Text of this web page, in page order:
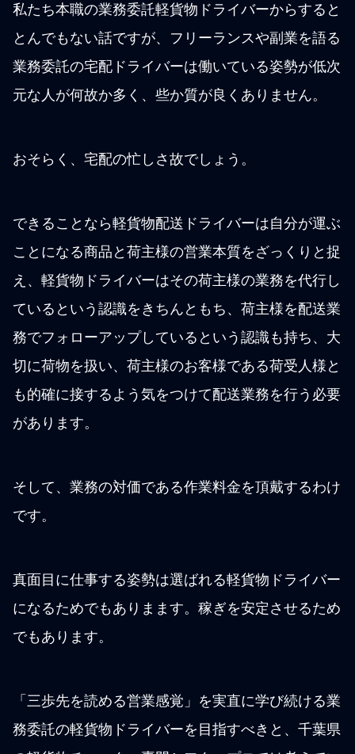
私たち本職の業務委託軽貨物ドライバーからすると
とんでもない話ですが、フリーランスや副業を語る
業務委託の宅配ドライバーは働いている姿勢が低次
元な人が何故か多く、些か質が良くありません。
おそらく、宅配の忙しさ故でしょう。
できることなら軽貨物配送ドライバーは自分が運ぶ
ことになる商品と荷主様の営業本質をざっくりと捉
え、軽貨物ドライバーはその荷主様の業務を代行し
ているという認識をきちんともち、荷主様を配送業
務でフォローアップしているという認識も持ち、大
切に荷物を扱い、荷主様のお客様である荷受人様と
も的確に接するよう気をつけて配送業務を行う必要
があります。
そして、業務の対価である作業料金を頂戴するわけ
です。
真面目に仕事する姿勢は選ばれる軽貨物ドライバー
になるためでもありまます。稼ぎを安定させるため
でもあります。
「三歩先を読める営業感覚」を実直に学び続ける業
務委託の軽貨物ドライバーを目指すべきと、千葉県